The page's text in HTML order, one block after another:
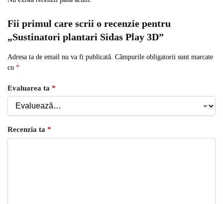
Fii primul care scrii o recenzie pentru
„Sustinatori plantari Sidas Play 3D”
Adresa ta de email nu va fi publicată. Câmpurile obligatorii sunt marcate
cu *
Evaluarea ta *
Recenzia ta *